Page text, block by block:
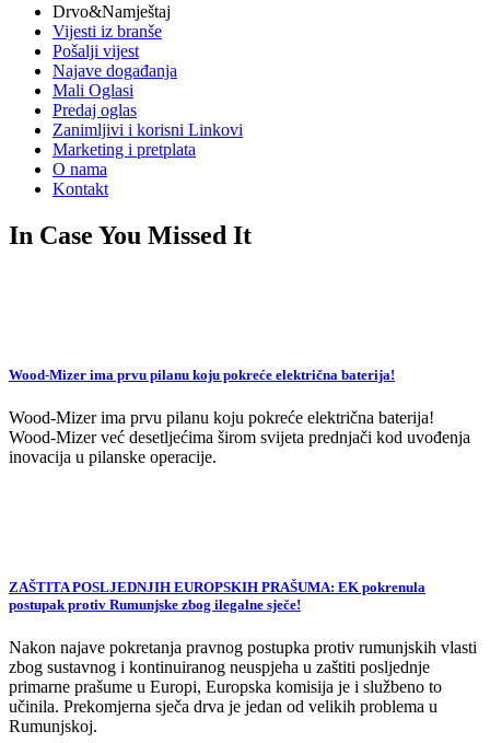
Drvo&Namještaj
Vijesti iz branše
Pošalji vijest
Najave događanja
Mali Oglasi
Predaj oglas
Zanimljivi i korisni Linkovi
Marketing i pretplata
O nama
Kontakt
In Case You Missed It
Wood-Mizer ima prvu pilanu koju pokreće električna baterija!
Wood-Mizer ima prvu pilanu koju pokreće električna baterija!
Wood-Mizer već desetljećima širom svijeta prednjači kod uvođenja
inovacija u pilanske operacije.
ZAŠTITA POSLJEDNJIH EUROPSKIH PRAŠUMA: EK pokrenula
postupak protiv Rumunjske zbog ilegalne sječe!
Nakon najave pokretanja pravnog postupka protiv rumunjskih vlasti
zbog sustavnog i kontinuiranog neuspjeha u zaštiti posljednje
primarne prašume u Europi, Europska komisija je i službeno to
učinila. Prekomjerna sječa drva je jedan od velikih problema u
Rumunjskoj.